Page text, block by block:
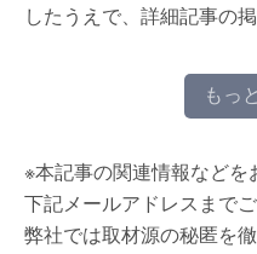
したうえで、詳細記事の
もっ
※本記事の関連情報など
下記メールアドレスまで
弊社では取材源の秘匿を徹